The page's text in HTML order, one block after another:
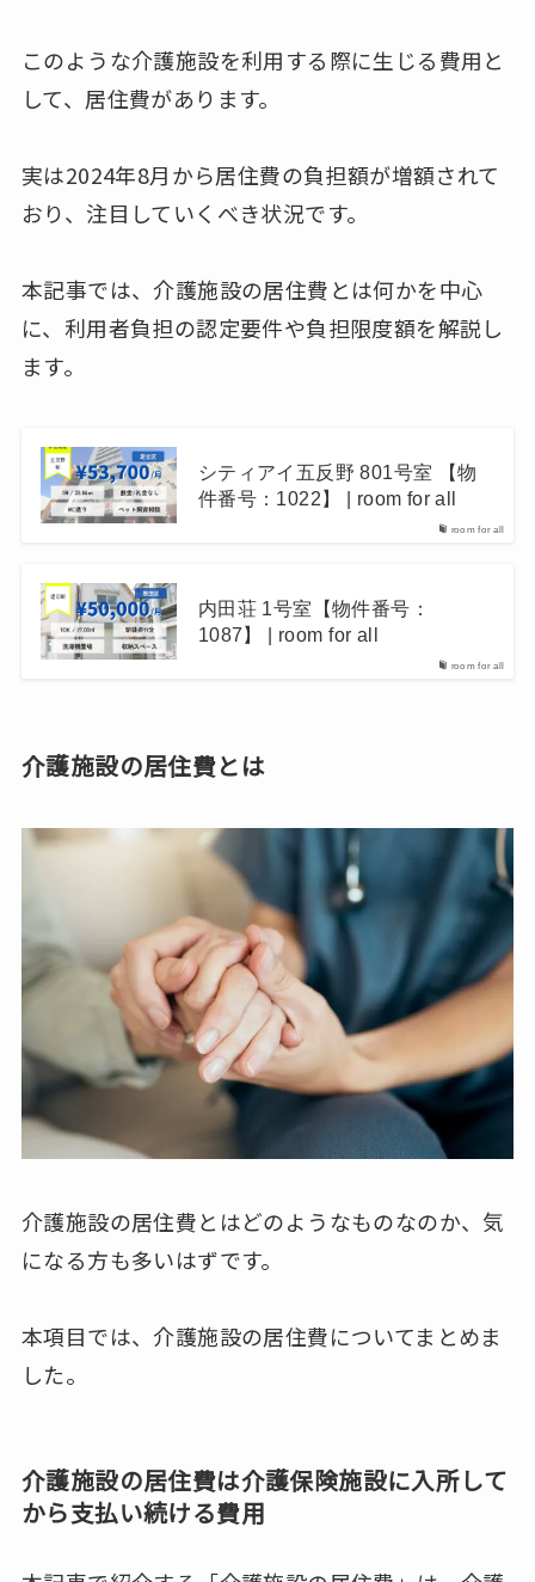
このような介護施設を利用する際に生じる費用と
して、居住費があります。
実は2024年8月から居住費の負担額が増額されて
おり、注目していくべき状況です。
本記事では、介護施設の居住費とは何かを中心
に、利用者負担の認定要件や負担限度額を解説し
ます。
room for all
シティアイ五反野 801号室 【物
件番号：1022】 | room for all
room for all
内田荘 1号室【物件番号：
1087】 | room for all
介護施設の居住費とは
介護施設の居住費とはどのようなものなのか、気
になる方も多いはずです。
本項目では、介護施設の居住費についてまとめま
した。
介護施設の居住費は介護保険施設に入所して
から支払い続ける費用